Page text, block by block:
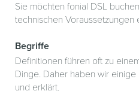
Sie möchten fonial DSL
technischen Voraussetzungen
Begriffe
Definitionen führen oft zu
Dinge. Daher haben wir
und erklärt.